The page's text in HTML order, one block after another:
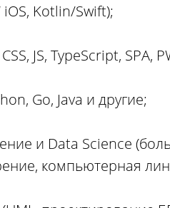
Kotlin/Swift);
JS, TypeScript, SPA,
Go, Java и другие;
и Data Science
компьютерная